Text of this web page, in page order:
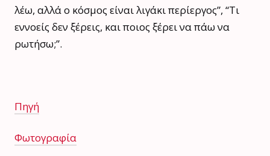
λέω, αλλά ο κόσμος είναι λιγάκι περίεργος”, “Τι
εννοείς δεν ξέρεις, και ποιος ξέρει να πάω να
ρωτήσω;”.
Πηγή
Φωτογραφία